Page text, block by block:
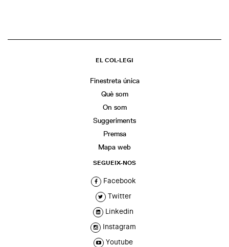
EL COL·LEGI
Finestreta única
Què som
On som
Suggeriments
Premsa
Mapa web
SEGUEIX-NOS
Facebook
Twitter
Linkedin
Instagram
Youtube